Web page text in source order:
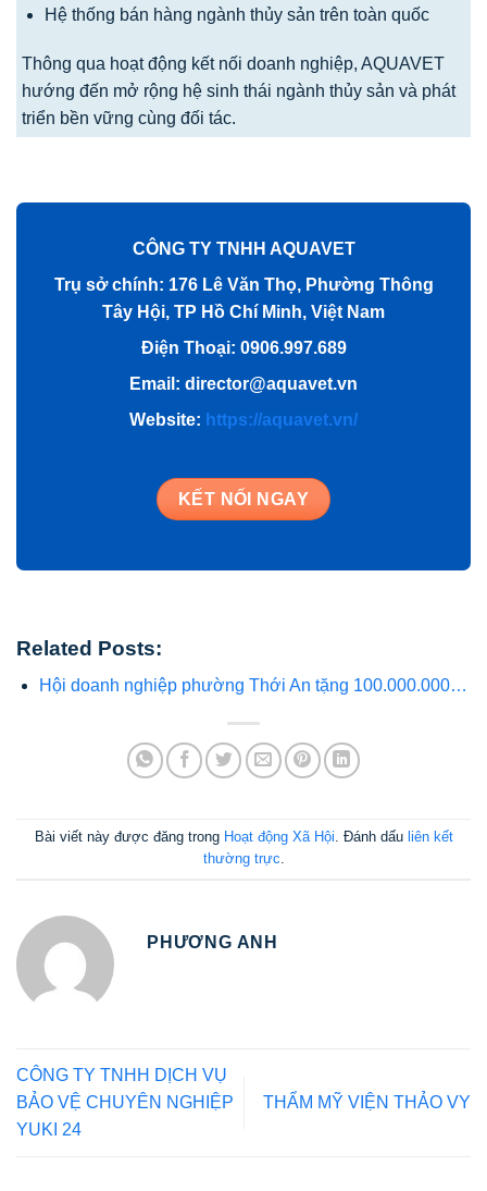
Hệ thống bán hàng ngành thủy sản trên toàn quốc
Thông qua hoạt động kết nối doanh nghiệp, AQUAVET
hướng đến mở rộng hệ sinh thái ngành thủy sản và phát
triển bền vững cùng đối tác.
CÔNG TY TNHH AQUAVET
Trụ sở chính: 176 Lê Văn Thọ, Phường Thông
Tây Hội, TP Hồ Chí Minh, Việt Nam
Điện Thoại: 0906.997.689
Email: director@aquavet.vn
Website: https://aquavet.vn/
KẾT NỐI NGAY
Related Posts:
Hội doanh nghiệp phường Thới An tặng 100.000.000…
Bài viết này được đăng trong Hoạt động Xã Hội. Đánh dấu liên kết
thường trực.
PHƯƠNG ANH
CÔNG TY TNHH DỊCH VỤ
BẢO VỆ CHUYÊN NGHIỆP
YUKI 24
THẨM MỸ VIỆN THẢO VY